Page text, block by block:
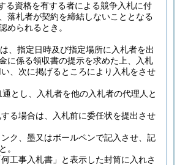
る資格を有する者による競争入札に付
落札者が契約を締結しないこととなる
められるとき。
、指定日時及び指定場所に入札者を出
に係る領収書の提示を求めた上、入札
い、次に掲げるところにより入札をさせ
通とし、入札者を他の入札者の代理人と
る場合は、入札前に委任状を提出させ
ク、墨又はボールペンで記入させ、記
。
工事入札書」と表示した封筒に入れさ